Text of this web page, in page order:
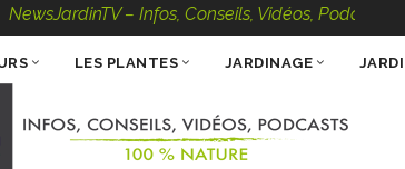
– Infos, Conseils, Vidéos, Podcasts – 100 %
LES PLANTES JARDINAGE